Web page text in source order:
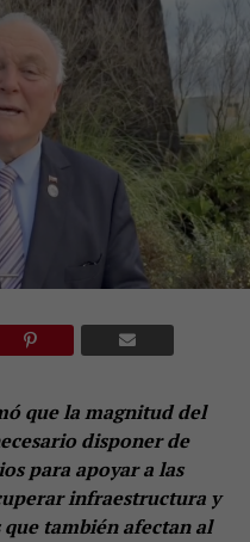
que la magnitud del
disponer de
para apoyar a las
infraestructura y
también afectan al